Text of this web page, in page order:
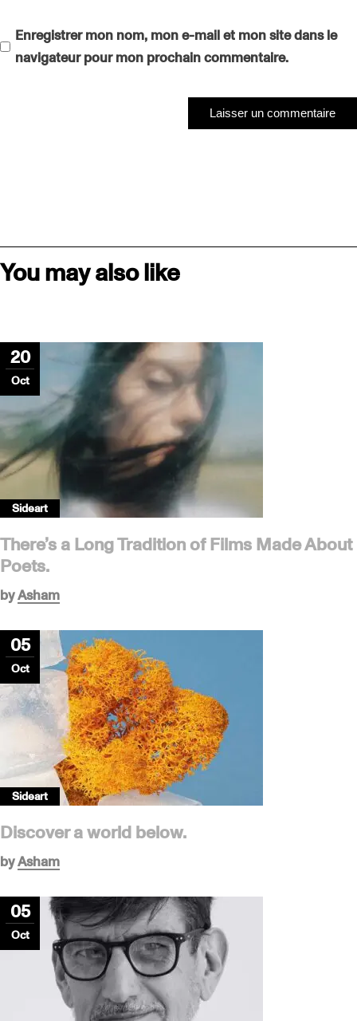
Enregistrer mon nom, mon e-mail et mon site dans le
navigateur pour mon prochain commentaire.
Laisser un commentaire
Laisser un commentaire
You may also like
20
Oct
Sideart
There’s a Long Tradition of Films Made About
Poets.
byAsham
05
Oct
Sideart
Discover a world below.
byAsham
05
Oct